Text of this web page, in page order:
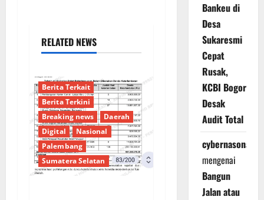
RELATED NEWS
Berita Terkait
Berita Terkini
Breaking news
Daerah
Digital
Nasional
Palembang
Sumatera Selatan
Bankeu di
Desa
Sukaresmi
Cepat
Rusak,
KCBI Bogor
Desak
Audit Total
cybernasonal
mengenai
Bangun
Jalan atau